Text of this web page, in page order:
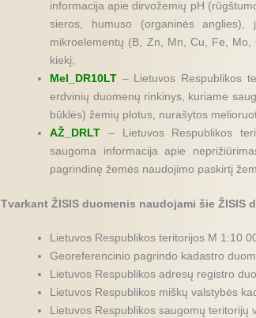
informacija apie dirvožemių pH
sieros, humuso (organinės anglies),
mikroelementų (B, Zn, Mn, Cu, Fe,
kiekį;
Mel_DR10LT – Lietuvos Respublikos
erdvinių duomenų rinkinys, kuriame
būklės) žemių plotus, nurašytos
AŽ_DRLT – Lietuvos Respublikos
saugoma informacija apie
pagrindinę žemės naudojimo paskirtį
Tvarkant ŽISIS duomenis naudojami šie ŽISIS
Lietuvos Respublikos teritorijos M 1:10
Georeferencinio pagrindo kadastro
Lietuvos Respublikos adresų registro
Lietuvos Respublikos miškų valstybės
Lietuvos Respublikos saugomų teritorijų